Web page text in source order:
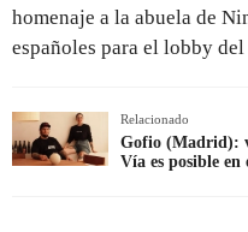
homenaje a la abuela de
españoles para el lobby
Relacionado
Gofio (Madrid):
Vía es posible